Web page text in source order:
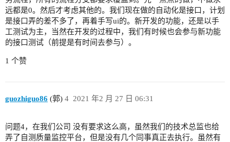
远都是0。然后才考虑其他的。我们现在做的自动化是接口，计划
是接口弄的差不多了，再着手写ui的。新开发的功能，还是以手
工测试为主，当然在开发的过程中，我们有时候也会参与新功能
的接口测试（前提是有时间去参与）。
1 个赞
guozhiguo86 (郭) 2021 年2 月 27 日 06:31
4
问题4，在我们公司 没有要求这么高，虽然我们的技术总监也给
弄了自测质量监控平台，但是没有几个同事真正去执行。虽然有